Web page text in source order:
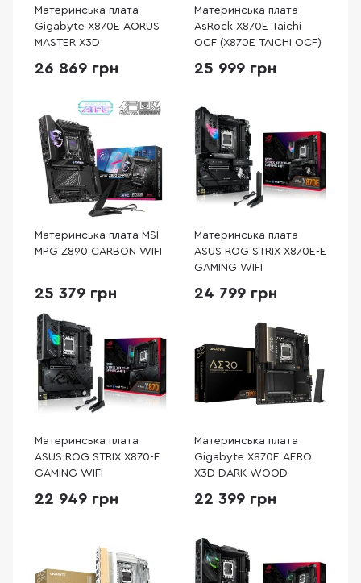
Материнська плата
Gigabyte X870E AORUS
MASTER X3D
26 869 грн
Материнська плата
AsRock X870E Taichi
OCF (X870E TAICHI OCF)
25 999 грн
Материнська плата MSI
MPG Z890 CARBON WIFI
25 379 грн
Материнська плата
ASUS ROG STRIX X870E-E
GAMING WIFI
24 799 грн
Материнська плата
ASUS ROG STRIX X870-F
GAMING WIFI
22 949 грн
Материнська плата
Gigabyte X870E AERO
X3D DARK WOOD
22 399 грн